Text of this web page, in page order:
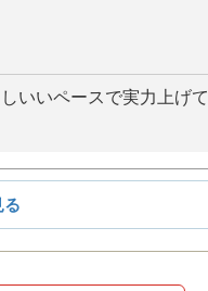
いいペースで実力上げて
る